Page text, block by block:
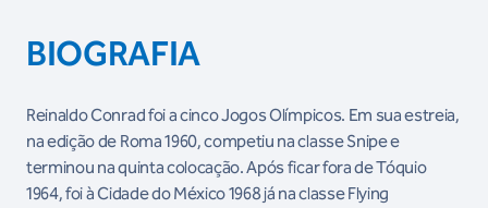
BIOGRAFIA
Reinaldo Conrad foi a cinco Jogos Olímpicos. Em sua estreia,
na edição de Roma 1960, competiu na classe Snipe e
terminou na quinta colocação. Após ficar fora de Tóquio
1964, foi à Cidade do México 1968 já na classe Flying